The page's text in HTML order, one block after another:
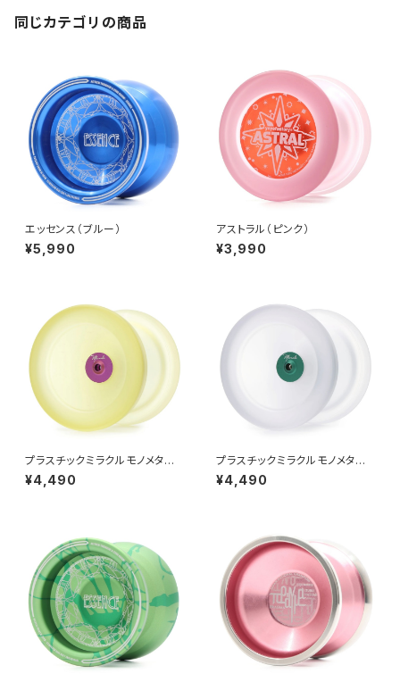
同じカテゴリの商品
エッセンス（ブルー）
¥5,990
アストラル（ピンク）
¥3,990
プラスチックミラクルモノメタル
（イエロー・パープルハブ）
¥4,490
プラスチックミラクルモノメタル
（クリア・グリーンハブ）
¥4,490